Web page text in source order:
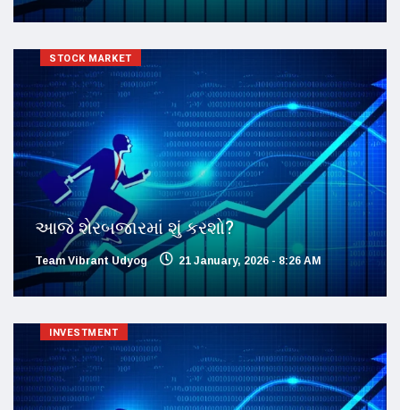
STOCK MARKET
આજે શેરબજારમાં શું કરશો?
Team Vibrant Udyog 21 January, 2026 - 8:26 AM
INVESTMENT